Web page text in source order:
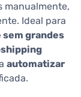
manualmente,
Ideal para
grandes
automatizar